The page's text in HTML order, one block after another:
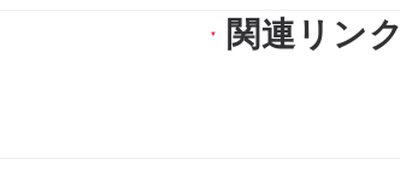
▼ 関連リンク